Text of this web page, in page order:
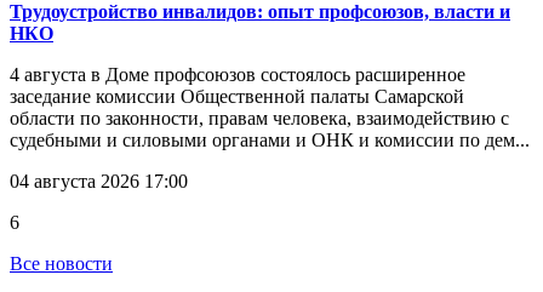
Трудоустройство инвалидов: опыт профсоюзов, власти и
НКО
4 августа в Доме профсоюзов состоялось расширенное
заседание комиссии Общественной палаты Самарской
области по законности, правам человека, взаимодействию с
судебными и силовыми органами и ОНК и комиссии по дем...
04 августа 2026 17:00
6
Все новости